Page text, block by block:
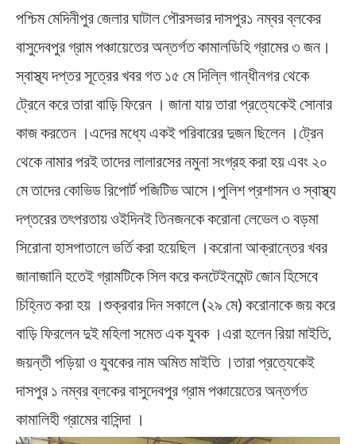
পশ্চিম মেদিনীপুর জেলার ঘাটাল পৌরসভার দাসপুর১ নম্বর ব্লকের
বাসুদেবপুর গ্রাম পঞ্চায়েতের অন্তর্গত কামালডিহি গ্রামের ৩ জন।
স্বাস্থ্য দপ্তর সূত্রের খবর গত ১৫ মে দিল্লি গান্ধীনগর থেকে
ট্রেনে করে তারা বাড়ি ফিরেন । জানা যায় তারা প্রত্যেকেই সোনার
কাজ করতেন ।এদের মধ্যে একই পরিবারের দুজন ছিলেন ।ট্রেন
থেকে নামার পরই তাদের লালারসের নমুনা সংগ্রহ করা হয় এবং ২০
মে তাদের কোভিড রিপোর্ট পজিটিভ আসে।পুলিশ প্রশাসন ও স্বাস্থ্য
দপ্তরের তৎপরতায় ওইদিনই তিনজনকে করোনা লেভেল ৩ বড়মা
সিরোনা হাসপাতালে ভর্তি করা হয়েছিল ।করোনা আক্রান্তের খবর
জানাজানি হতেই গ্রামটিকে সিল করে কনটেইনমেন্ট জোন হিসেবে
চিহ্নিত করা হয় ।শুক্রবার দিন সকালে (২৯ মে) করোনাকে জয় করে
বাড়ি ফিরলেন দুই মহিলা সমেত এক যুবক ।এরা হলেন রিয়া মাইতি,
জয়ন্তী পড়িয়া ও যুবকের নাম অমিত মাইতি ।তারা প্রত্যেকেই
দাসপুর ১ নম্বর ব্লকের বাসুদেবপুর গ্রাম পঞ্চায়েতের অন্তর্গত
কামালিহী গ্রামের বাসিন্দা ।